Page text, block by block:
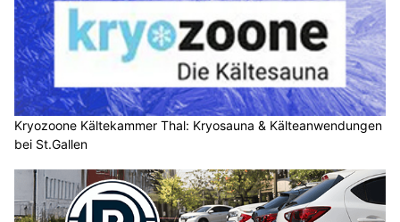
Kryozoone Kältekammer Thal: Kryosauna & Kälteanwendungen
bei St.Gallen